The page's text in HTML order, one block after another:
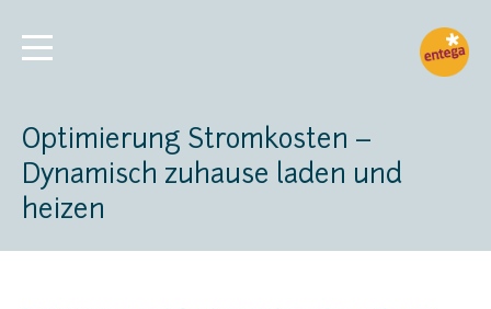
Optimierung Stromkosten –
Dynamisch zuhause laden und
heizen